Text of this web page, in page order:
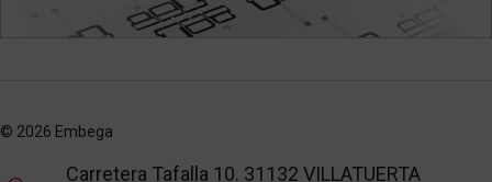
© 2026 Embega
Carretera Tafalla 10. 31132 VILLATUERTA